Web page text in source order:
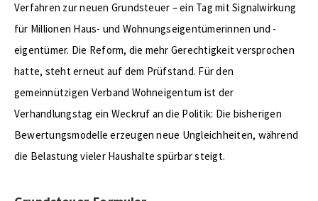
Verfahren zur neuen Grundsteuer – ein Tag mit Signalwirkung
für Millionen Haus- und Wohnungseigentümerinnen und -
eigentümer. Die Reform, die mehr Gerechtigkeit versprochen
hatte, steht erneut auf dem Prüfstand. Für den
gemeinnützigen Verband Wohneigentum ist der
Verhandlungstag ein Weckruf an die Politik: Die bisherigen
Bewertungsmodelle erzeugen neue Ungleichheiten, während
die Belastung vieler Haushalte spürbar steigt.